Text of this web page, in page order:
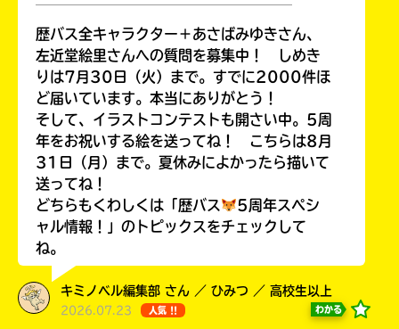
歴バス全キャラクター＋あさばみゆきさん、
左近堂絵里さんへの質問を募集中！ しめき
りは7月30日（火）まで。すでに2000件ほ
ど届いています。本当にありがとう！
そして、イラストコンテストも開さい中。5周
年をお祝いする絵を送ってね！ こちらは8月
31日（月）まで。夏休みによかったら描いて
送ってね！
どちらもくわしくは「歴バス
5周年スペシ
ャル情報！」のトピックスをチェックして
ね。
キミノベル編集部 さん ／ ひみつ ／ 高校生以上
2026.07.23 人気 !! わかる
入
力
内
容
エ
ラ
が
あ